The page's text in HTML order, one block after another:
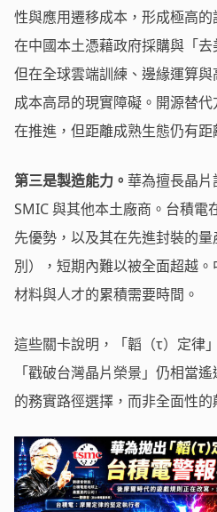
性與應用遷移成本，形成極高
在中國本土憑藉政府採購與「去
但在全球雲端訓練、邊緣運算
成本高昂的現實障礙。開源替
在推進，但距離成熟生態仍有距
第三是製造能力。 華為擅長晶
SMIC 與其他本土廠商。台積
先優勢，以及其在先進封裝的
別），短期內難以被全面超越
材料與人才的累積需要時間。
這些關卡說明，「韜（τ）定律
「戳破台灣晶片榮景」仍相當
的務實路徑選擇，而非全面性的